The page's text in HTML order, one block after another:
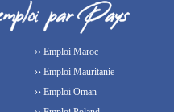
›› Emploi Maroc
›› Emploi Mauritanie
›› Emploi Oman